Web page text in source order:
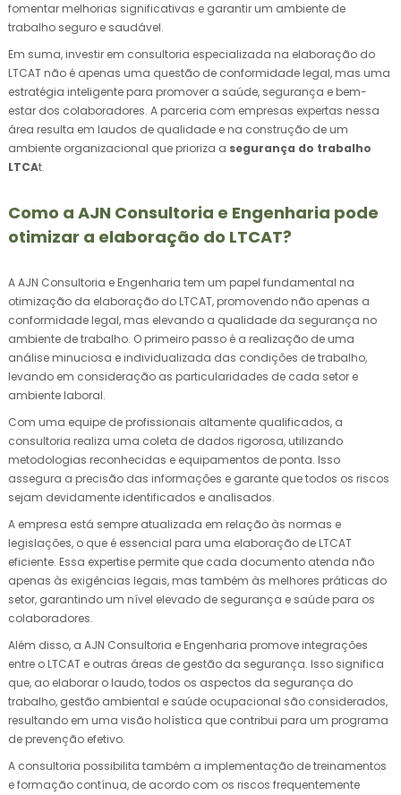
fomentar melhorias significativas e garantir um ambiente de
trabalho seguro e saudável.
Em suma, investir em consultoria especializada na elaboração do
LTCAT não é apenas uma questão de conformidade legal, mas uma
estratégia inteligente para promover a saúde, segurança e bem-
estar dos colaboradores. A parceria com empresas expertas nessa
área resulta em laudos de qualidade e na construção de um
ambiente organizacional que prioriza a segurança do trabalho
LTCAt.
Como a AJN Consultoria e Engenharia pode
otimizar a elaboração do LTCAT?
A AJN Consultoria e Engenharia tem um papel fundamental na
otimização da elaboração do LTCAT, promovendo não apenas a
conformidade legal, mas elevando a qualidade da segurança no
ambiente de trabalho. O primeiro passo é a realização de uma
análise minuciosa e individualizada das condições de trabalho,
levando em consideração as particularidades de cada setor e
ambiente laboral.
Com uma equipe de profissionais altamente qualificados, a
consultoria realiza uma coleta de dados rigorosa, utilizando
metodologias reconhecidas e equipamentos de ponta. Isso
assegura a precisão das informações e garante que todos os riscos
sejam devidamente identificados e analisados.
A empresa está sempre atualizada em relação às normas e
legislações, o que é essencial para uma elaboração de LTCAT
eficiente. Essa expertise permite que cada documento atenda não
apenas às exigências legais, mas também às melhores práticas do
setor, garantindo um nível elevado de segurança e saúde para os
colaboradores.
Além disso, a AJN Consultoria e Engenharia promove integrações
entre o LTCAT e outras áreas de gestão da segurança. Isso significa
que, ao elaborar o laudo, todos os aspectos da segurança do
trabalho, gestão ambiental e saúde ocupacional são considerados,
resultando em uma visão holística que contribui para um programa
de prevenção efetivo.
A consultoria possibilita também a implementação de treinamentos
e formação contínua, de acordo com os riscos frequentemente